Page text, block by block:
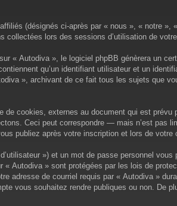
(désignés ci-après par « nous », « notre
lors des sessions d’utilisation de
« Autodiva », le logiciel phpBB génèrera un
qu’un identifiant utilisateur et un
», archivant de ce fait tous les sujets que
cookies, externes au document qui est
Ceci peut correspondre — mais n’est pas
publiez après votre inscription et lors de
») et un mot de passe personnel
Autodiva » sont protégées par les lois de
adresse de courriel requis par « Autodiva »
vous souhaitez rendre publiques ou non. De